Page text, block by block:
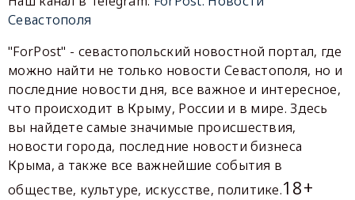
Севастополя
"ForPost" - севастопольский новостной портал, где
можно найти не только новости Севастополя, но и
последние новости дня, все важное и интересное,
что происходит в Крыму, России и в мире. Здесь
вы найдете самые значимые происшествия,
новости города, последние новости бизнеса
Крыма, а также все важнейшие события в
обществе, культуре, искусстве, политике.18+